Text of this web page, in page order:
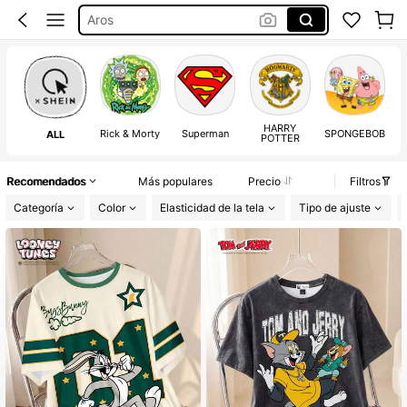
Aros
Botas Para Mujer
Squishies
ALL Rick & Morty Superman HARRY
POTTER SPONGEBOB
Recomendados Más populares Precio
Filtros
Categoría
Color Elasticidad de la tela Tipo de ajuste